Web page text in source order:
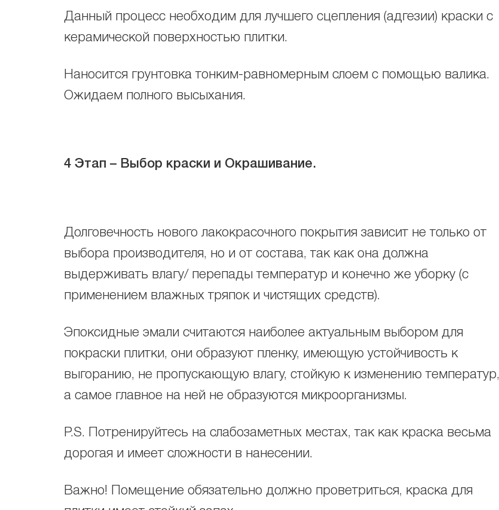
Данный процесс необходим для лучшего сцепления (адгезии) краски с
керамической поверхностью плитки.
Наносится грунтовка тонким-равномерным слоем с помощью валика.
Ожидаем полного высыхания.
4 Этап – Выбор краски и Окрашивание.
Долговечность нового лакокрасочного покрытия зависит не только от
выбора производителя, но и от состава, так как она должна
выдерживать влагу/ перепады температур и конечно же уборку (с
применением влажных тряпок и чистящих средств).
Эпоксидные эмали считаются наиболее актуальным выбором для
покраски плитки, они образуют пленку, имеющую устойчивость к
выгоранию, не пропускающую влагу, стойкую к изменению температур,
а самое главное на ней не образуются микроорганизмы.
P.S. Потренируйтесь на слабозаметных местах, так как краска весьма
дорогая и имеет сложности в нанесении.
Важно! Помещение обязательно должно проветриться, краска для